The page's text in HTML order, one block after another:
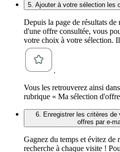
5. Ajouter à votre sélection les
Depuis la page de résultats
d'une offre consultée, vous
votre choix à votre sélection.
.
Vous les retrouverez ainsi
rubrique « Ma sélection
6. Enregistrer les critères de
offres par e-
Gagnez du temps et évitez de
recherche à chaque visite !